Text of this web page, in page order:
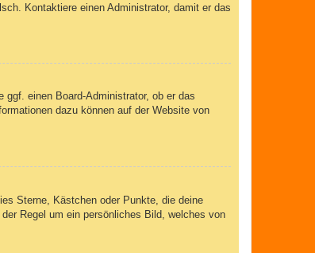
Kontaktiere einen Administrator, damit er das
einen Board-Administrator, ob er das
dazu können auf der Website von
Sterne, Kästchen oder Punkte, die deine
Regel um ein persönliches Bild, welches von